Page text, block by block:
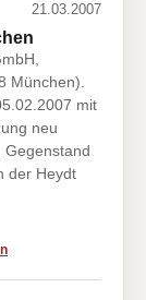
21.03.2007
München).
mit
neu
der Heydt